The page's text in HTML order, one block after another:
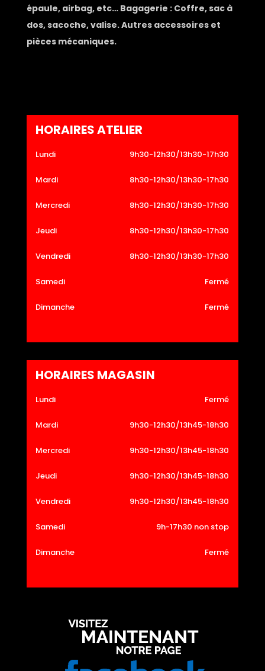
épaule, airbag, etc… Bagagerie : Coffre, sac à
dos, sacoche, valise. Autres accessoires et
pièces mécaniques.
HORAIRES ATELIER
Lundi 9h30-12h30/13h30-17h30
Mardi 8h30-12h30/13h30-17h30
Mercredi 8h30-12h30/13h30-17h30
Jeudi 8h30-12h30/13h30-17h30
Vendredi 8h30-12h30/13h30-17h30
Samedi Fermé
Dimanche Fermé
HORAIRES MAGASIN
Lundi Fermé
Mardi 9h30-12h30/13h45-18h30
Mercredi 9h30-12h30/13h45-18h30
Jeudi 9h30-12h30/13h45-18h30
Vendredi 9h30-12h30/13h45-18h30
Samedi 9h-17h30 non stop
Dimanche Fermé